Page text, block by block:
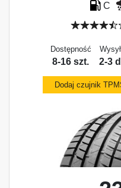
C
Dostępność
8-16 szt. 2-3
Dodaj czujnik